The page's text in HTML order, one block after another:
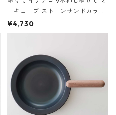
ニキューブ ストーンサンドカラー
石調 ideaco Umbrella Stand CUB
E ストーンサンドブラック
¥4,730